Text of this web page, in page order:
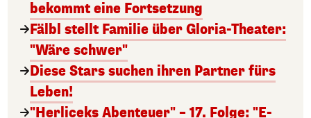
bekommt eine Fortsetzung
Fälbl stellt Familie über Gloria-Theater:
"Wäre schwer"
Diese Stars suchen ihren Partner fürs
Leben!
"Herliceks Abenteuer" – 17. Folge: "E-